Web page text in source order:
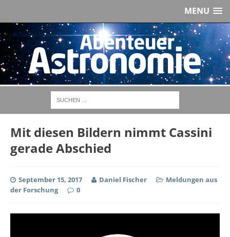
MENU
Mit diesen Bildern nimmt Cassini
gerade Abschied
September 15, 2017 Daniel Fischer
Meldungen aus
der Forschung
0